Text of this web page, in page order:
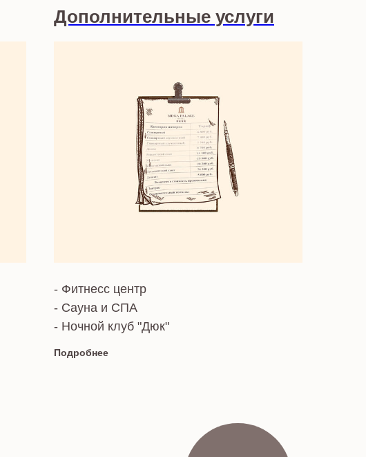
Дополнительные услуги
- Фитнесс центр
- Сауна и СПА
- Ночной клуб "Дюк"
Подробнее